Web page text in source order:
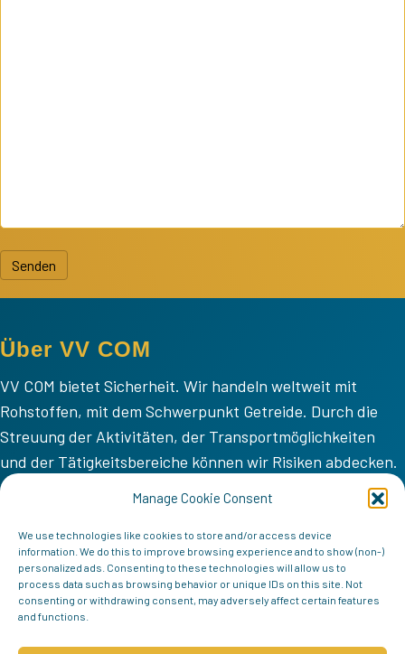
Manage Cookie Consent
We use technologies like cookies to store and/or access device
information. We do this to improve browsing experience and to show (non-)
personalized ads. Consenting to these technologies will allow us to
process data such as browsing behavior or unique IDs on this site. Not
consenting or withdrawing consent, may adversely affect certain features
and functions.
Senden
Über VV COM
VV COM bietet Sicherheit. Wir handeln weltweit mit
Rohstoffen, mit dem Schwerpunkt Getreide. Durch die
Streuung der Aktivitäten, der Transportmöglichkeiten
und der Tätigkeitsbereiche können wir Risiken abdecken.
VV COM
Home
Mission
Team
Kontakt